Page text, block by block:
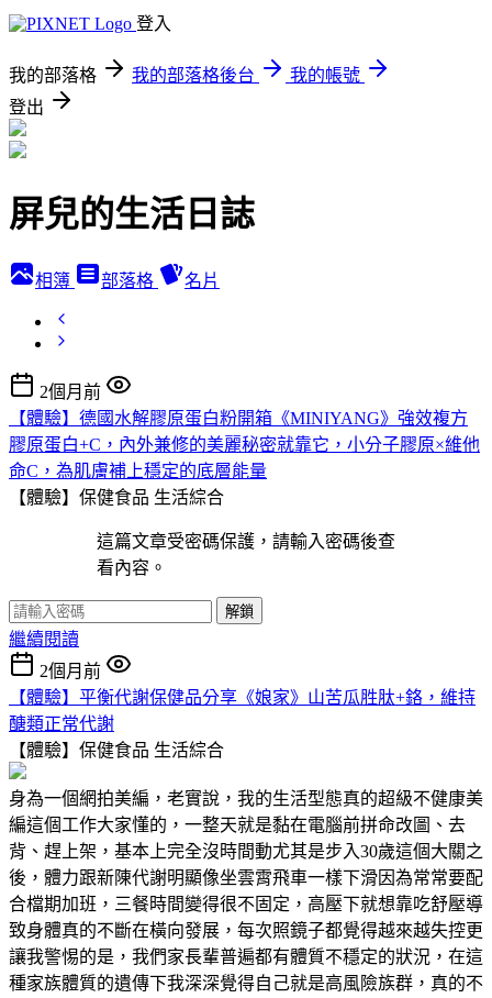
登入
我的部落格 我的部落格後台
我的帳號
登出
屏兒的生活日誌
相簿 部落格 名片
2個月前
【體驗】德國水解膠原蛋白粉開箱《MINIYANG》強效複方
膠原蛋白+C，內外兼修的美麗秘密就靠它，小分子膠原×維他
命C，為肌膚補上穩定的底層能量
【體驗】保健食品 生活綜合
這篇文章受密碼保護，請輸入密碼後查
看內容。
解鎖
繼續閱讀
2個月前
【體驗】平衡代謝保健品分享《娘家》山苦瓜胜肽+鉻，維持
醣類正常代謝
【體驗】保健食品 生活綜合
身為一個網拍美編，老實說，我的生活型態真的超級不健康美
編這個工作大家懂的，一整天就是黏在電腦前拼命改圖、去
背、趕上架，基本上完全沒時間動尤其是步入30歲這個大關之
後，體力跟新陳代謝明顯像坐雲霄飛車一樣下滑因為常常要配
合檔期加班，三餐時間變得很不固定，高壓下就想靠吃舒壓導
致身體真的不斷在橫向發展，每次照鏡子都覺得越來越失控更
讓我警惕的是，我們家長輩普遍都有體質不穩定的狀況，在這
種家族體質的遺傳下我深深覺得自己就是高風險族群，真的不